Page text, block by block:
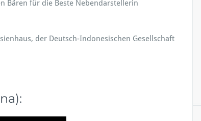
Bären für die Beste Nebendarstellerin
der Deutsch-Indonesischen Gesellschaft